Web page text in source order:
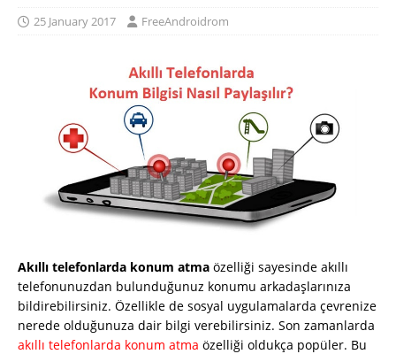
25 January 2017 FreeAndroidrom
Akıllı telefonlarda konum atma özelliği sayesinde akıllı
telefonunuzdan bulunduğunuz konumu arkadaşlarınıza
bildirebilirsiniz. Özellikle de sosyal uygulamalarda çevrenize
nerede olduğunuza dair bilgi verebilirsiniz. Son zamanlarda
akıllı telefonlarda konum atma özelliği oldukça popüler. Bu